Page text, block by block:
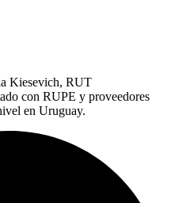
Kiesevich, RUT
con RUPE y proveedores
en Uruguay.